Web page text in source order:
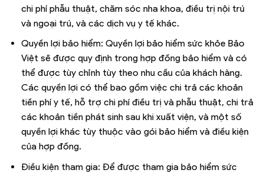
chi phí phẫu thuật, chăm sóc nha khoa, điều trị nội trú
và ngoại trú, và các dịch vụ y tế khác.
Quyền lợi bảo hiểm: Quyền lợi bảo hiểm sức khỏe Bảo
Việt sẽ được quy định trong hợp đồng bảo hiểm và có
thể được tùy chỉnh tùy theo nhu cầu của khách hàng.
Các quyền lợi có thể bao gồm việc chi trả các khoản
tiền phí y tế, hỗ trợ chi phí điều trị và phẫu thuật, chi trả
các khoản tiền phát sinh sau khi xuất viện, và một số
quyền lợi khác tùy thuộc vào gói bảo hiểm và điều kiện
của hợp đồng.
Điều kiện tham gia: Để được tham gia bảo hiểm sức